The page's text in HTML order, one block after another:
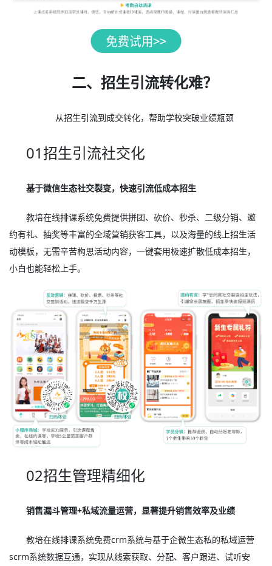
二、招生引流转化难？
从招生引流到成交转化，帮助学校突破业绩瓶颈
01招生引流社交化
基于微信生态社交裂变，快速引流低成本招生
教培在线排课系统免费提供拼团、砍价、秒杀、二级分销、邀
约有礼、抽奖等丰富的全域营销获客工具，以及海量的线上招生活
动模板，无需辛苦构思活动内容，一键套用极速扩散低成本招生，
小白也能轻松上手。
02招生管理精细化
销售漏斗管理+私域流量运营，显著提升销售效率及业绩
教培在线排课系统免费crm系统与基于企微生态私的私域运营
scrm系统数据互通，实现从线索获取、分配、客户跟进、试听安